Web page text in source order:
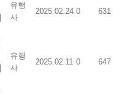
유행
사
2025.02.24 0 631
유행
사
2025.02.11 0 647